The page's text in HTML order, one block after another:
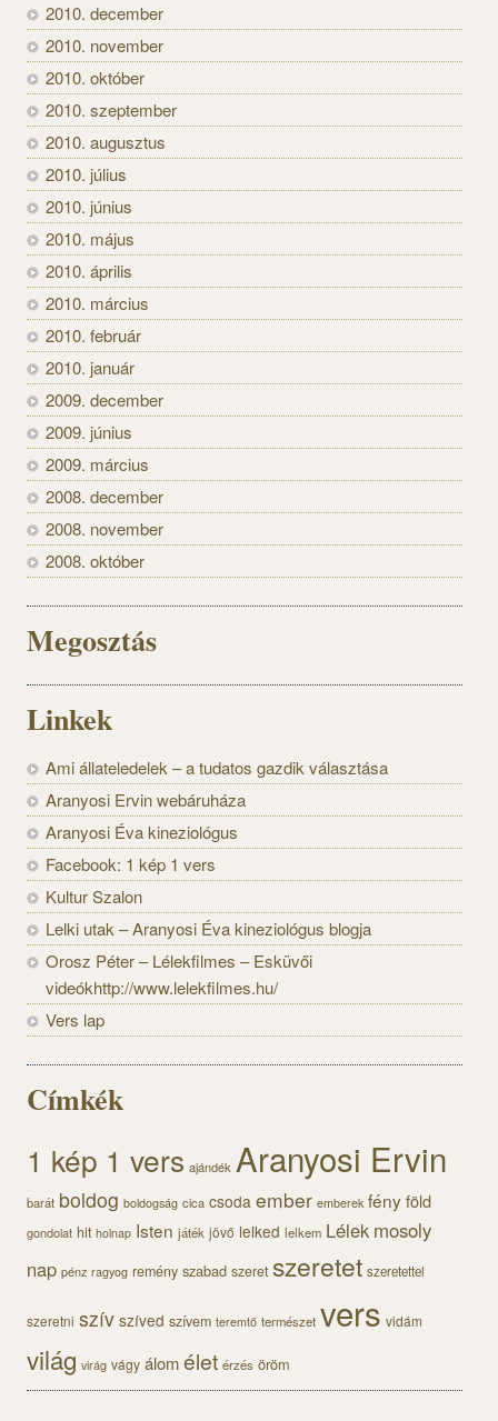
2010. december
2010. november
2010. október
2010. szeptember
2010. augusztus
2010. július
2010. június
2010. május
2010. április
2010. március
2010. február
2010. január
2009. december
2009. június
2009. március
2008. december
2008. november
2008. október
Megosztás
Linkek
Ami állateledelek – a tudatos gazdik választása
Aranyosi Ervin webáruháza
Aranyosi Éva kineziológus
Facebook: 1 kép 1 vers
Kultur Szalon
Lelki utak – Aranyosi Éva kineziológus blogja
Orosz Péter – Lélekfilmes – Esküvői
videókhttp://www.lelekfilmes.hu/
Vers lap
Címkék
1 kép 1 vers ajándék Aranyosi Ervin
barát boldog boldogság cica csoda ember emberek fényföld
gondolat hit holnap Isten játék jövő lelked lelkem Lélek mosoly
nap pénz ragyog remény szabad szeret szeretet szeretettel
szeretni szív szíved szívem teremtő természet vers vidám
világ virág vágy álomélet érzés öröm